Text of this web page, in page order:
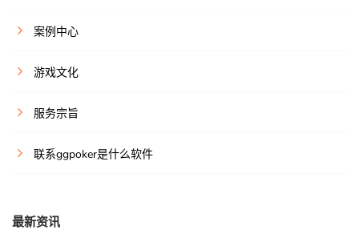
案例中心
游戏文化
服务宗旨
联系ggpoker是什么软件
最新资讯